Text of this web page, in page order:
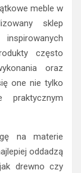
meble w
sklep
często
oraz
one nie tylko
praktycznym
na materie
oddadzą
drewno czy